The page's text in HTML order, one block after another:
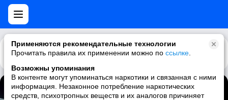
Применяются рекомендательные технологии
Прочитать правила их применении можно по ссылке
Возможны упоминания
В контенте могут упоминаться наркотики и связанная с ними
информация. Незаконное потребление наркотических
средств, психотропных веществ и их аналогов причиняет
Каталог Рекомендации
Equal responsibility